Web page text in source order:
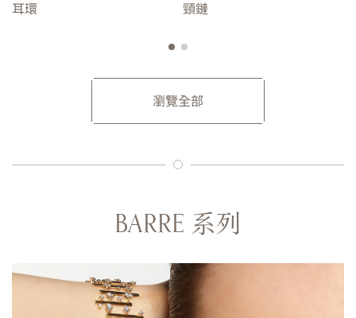
耳環
頸鏈
瀏覽全部
BARRE 系列